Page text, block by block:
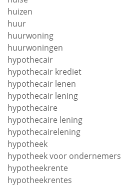
huizen
huur
huurwoning
huurwoningen
hypothecair
hypothecair krediet
hypothecair lenen
hypothecair lening
hypothecaire
hypothecaire lening
hypothecairelening
hypotheek
hypotheek voor ondernemers
hypotheekrente
hypotheekrentes